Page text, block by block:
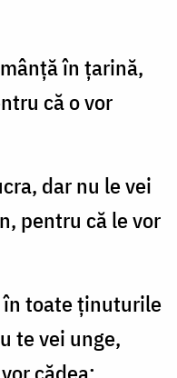
în ţarină,
că o vor
dar nu le vei
pentru că le vor
în toate ţinuturile
te vei unge,